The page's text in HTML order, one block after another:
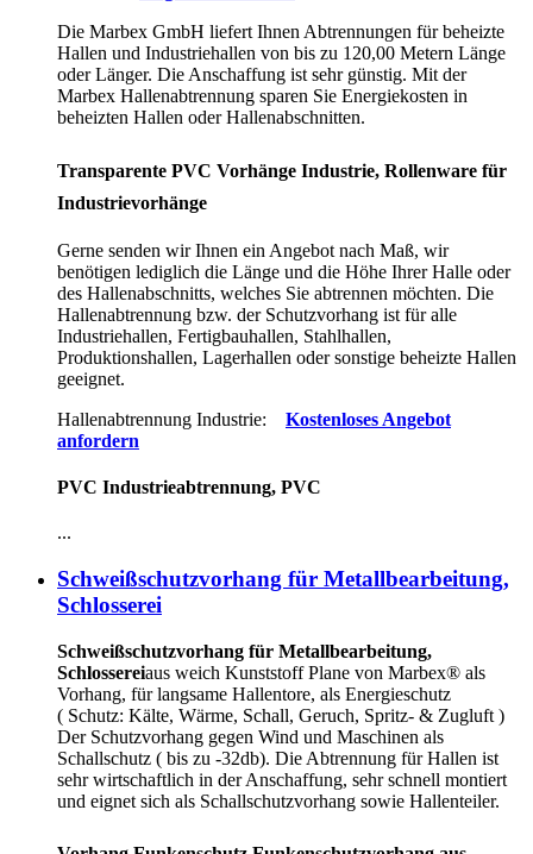
Die Marbex GmbH liefert Ihnen Abtrennungen für beheizte
Hallen und Industriehallen von bis zu 120,00 Metern Länge
oder Länger. Die Anschaffung ist sehr günstig. Mit der
Marbex Hallenabtrennung sparen Sie Energiekosten in
beheizten Hallen oder Hallenabschnitten.
Transparente PVC Vorhänge Industrie, Rollenware für
Industrievorhänge
Gerne senden wir Ihnen ein Angebot nach Maß, wir
benötigen lediglich die Länge und die Höhe Ihrer Halle oder
des Hallenabschnitts, welches Sie abtrennen möchten. Die
Hallenabtrennung bzw. der Schutzvorhang ist für alle
Industriehallen, Fertigbauhallen, Stahlhallen,
Produktionshallen, Lagerhallen oder sonstige beheizte Hallen
geeignet.
Hallenabtrennung Industrie:
Kostenloses Angebot
anfordern
PVC Industrieabtrennung, PVC
...
Schweißschutzvorhang für Metallbearbeitung,
Schlosserei
Schweißschutzvorhang für Metallbearbeitung,
Schlossereiaus weich Kunststoff Plane von Marbex® als
Vorhang, für langsame Hallentore, als Energieschutz
( Schutz: Kälte, Wärme, Schall, Geruch, Spritz- & Zugluft )
Der Schutzvorhang gegen Wind und Maschinen als
Schallschutz ( bis zu -32db). Die Abtrennung für Hallen ist
sehr wirtschaftlich in der Anschaffung, sehr schnell montiert
und eignet sich als Schallschutzvorhang sowie Hallenteiler.